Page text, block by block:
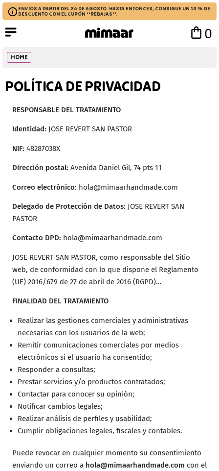
ENVÍOS A PARTIR DEL 26 DE AGOSTO. HASTA ENTONCES, CONSIGUE UN 10 % DE
DESCUENTO CON EL CUPÓN **REBAJAS**.
0
HOME
POLÍTICA DE PRIVACIDAD
RESPONSABLE DEL TRATAMIENTO
Identidad: JOSE REVERT SAN PASTOR
NIF: 48287038X
Dirección postal: Avenida Daniel Gil, 74 pts 11
Correo electrónico: hola@mimaarhandmade.com
Delegado de Protección de Datos: JOSE REVERT SAN
PASTOR
Contacto DPD: hola@mimaarhandmade.com
JOSE REVERT SAN PASTOR, como responsable del Sitio
web, de conformidad con lo que dispone el Reglamento
(UE) 2016/679 de 27 de abril de 2016 (RGPD)…
FINALIDAD DEL TRATAMIENTO
Realizar las gestiones comerciales y administrativas
necesarias con los usuarios de la web;
Remitir comunicaciones comerciales por medios
electrónicos si el usuario ha consentido;
Responder a consultas;
Prestar servicios y/o productos contratados;
Contactar para conocer su opinión;
Notificar cambios legales;
Realizar análisis de perfiles y usabilidad;
Cumplir obligaciones legales, fiscales y contables.
Puede revocar en cualquier momento su consentimiento
enviando un correo a hola@mimaarhandmade.com con el